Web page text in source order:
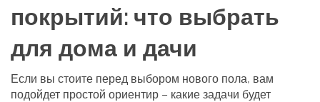
покрытий: что выбрать
для дома и дачи
Если вы стоите перед выбором нового пола, вам
подойдет простой ориентир – какие задачи будет